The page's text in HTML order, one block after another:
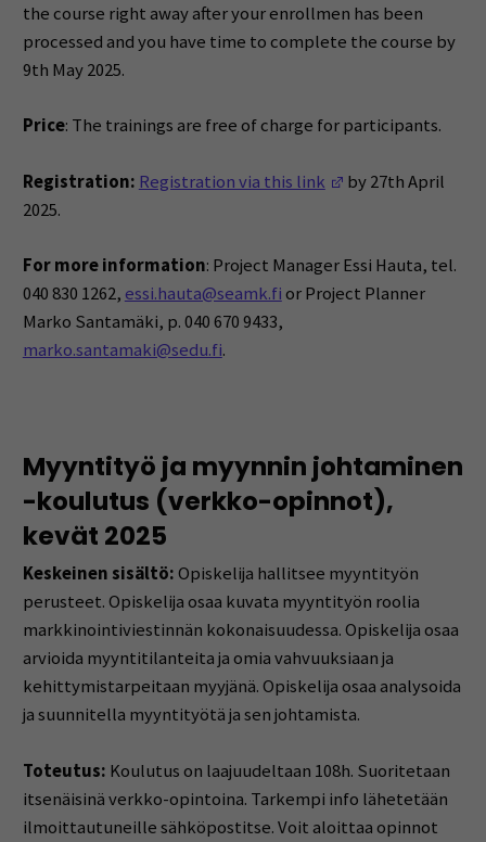
the course right away after your enrollmen has been
processed and you have time to complete the course by
9th May 2025.
Price: The trainings are free of charge for participants.
Registration: Registration via this link (Opens in a new
by 27th April
2025.
For more information: Project Manager Essi Hauta, tel.
040 830 1262, essi.hauta@seamk.fior Project Planner
Marko Santamäki, p. 040 670 9433,
marko.santamaki@sedu.fi.
Myyntityö ja myynnin johtaminen
-koulutus (verkko-opinnot),
kevät 2025
Keskeinen sisältö:Opiskelija hallitsee myyntityön
perusteet. Opiskelija osaa kuvata myyntityön roolia
markkinointiviestinnän kokonaisuudessa. Opiskelija osaa
arvioida myyntitilanteita ja omia vahvuuksiaan ja
kehittymistarpeitaan myyjänä. Opiskelija osaa analysoida
ja suunnitella myyntityötä ja sen johtamista.
Toteutus: Koulutus on laajuudeltaan 108h. Suoritetaan
itsenäisinä verkko-opintoina. Tarkempi info lähetetään
ilmoittautuneille sähköpostitse. Voit aloittaa opinnot